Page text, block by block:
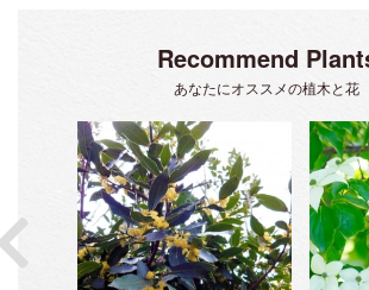
Recommend
あなたにオススメの植木と花